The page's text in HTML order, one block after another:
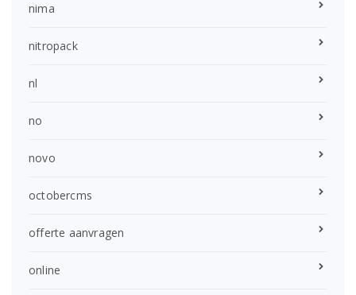
nima
nitropack
nl
no
novo
octobercms
offerte aanvragen
online